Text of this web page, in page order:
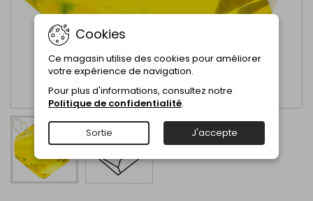
Cookies
Ce magasin utilise des cookies pour améliorer
votre expérience de navigation.
Pour plus d'informations, consultez notre
Politique de confidentialité.
Sortie J'accepte